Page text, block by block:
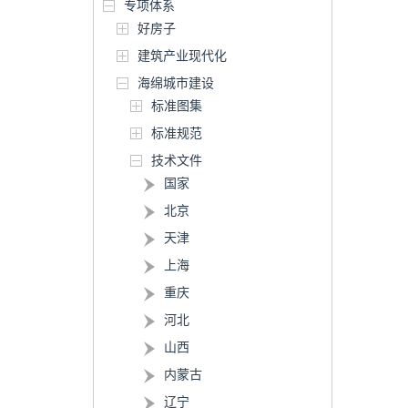
专项体系
好房子
建筑产业现代化
海绵城市建设
标准图集
标准规范
技术文件
国家
北京
天津
上海
重庆
河北
山西
内蒙古
辽宁